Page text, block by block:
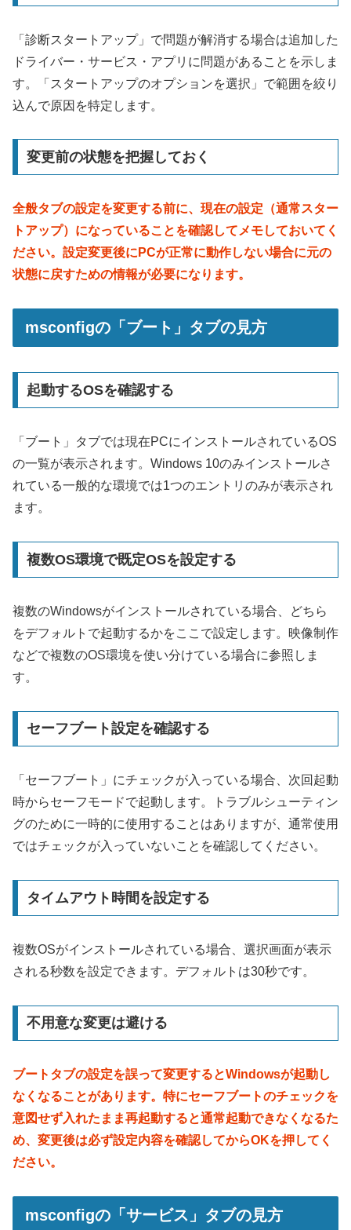
「診断スタートアップ」で問題が解消する場合は追加した
ドライバー・サービス・アプリに問題があることを示しま
す。「スタートアップのオプションを選択」で範囲を絞り
込んで原因を特定します。
変更前の状態を把握しておく
全般タブの設定を変更する前に、現在の設定（通常スター
トアップ）になっていることを確認してメモしておいてく
ださい。設定変更後にPCが正常に動作しない場合に元の
状態に戻すための情報が必要になります。
msconfigの「ブート」タブの見方
起動するOSを確認する
「ブート」タブでは現在PCにインストールされているOS
の一覧が表示されます。Windows 10のみインストールさ
れている一般的な環境では1つのエントリのみが表示され
ます。
複数OS環境で既定OSを設定する
複数のWindowsがインストールされている場合、どちら
をデフォルトで起動するかをここで設定します。映像制作
などで複数のOS環境を使い分けている場合に参照しま
す。
セーフブート設定を確認する
「セーフブート」にチェックが入っている場合、次回起動
時からセーフモードで起動します。トラブルシューティン
グのために一時的に使用することはありますが、通常使用
ではチェックが入っていないことを確認してください。
タイムアウト時間を設定する
複数OSがインストールされている場合、選択画面が表示
される秒数を設定できます。デフォルトは30秒です。
不用意な変更は避ける
ブートタブの設定を誤って変更するとWindowsが起動し
なくなることがあります。特にセーフブートのチェックを
意図せず入れたまま再起動すると通常起動できなくなるた
め、変更後は必ず設定内容を確認してからOKを押してく
ださい。
msconfigの「サービス」タブの見方